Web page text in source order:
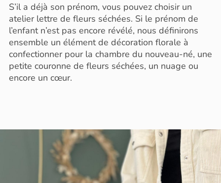
S’il a déjà son prénom, vous pouvez choisir un
atelier lettre de fleurs séchées. Si le prénom de
l’enfant n’est pas encore révélé, nous définirons
ensemble un élément de décoration florale à
confectionner pour la chambre du nouveau-né, une
petite couronne de fleurs séchées, un nuage ou
encore un cœur.